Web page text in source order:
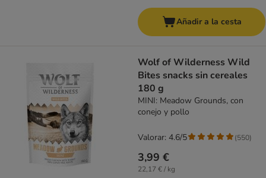
Añadir a la cesta
Wolf of Wilderness Wild
Bites snacks sin cereales
180 g
MINI: Meadow Grounds, con
conejo y pollo
3,99 €
22,17 € / kg
Valorar: 4.6/5 (550)